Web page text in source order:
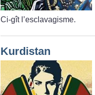
Ci-gît l’esclavagisme.
Kurdistan